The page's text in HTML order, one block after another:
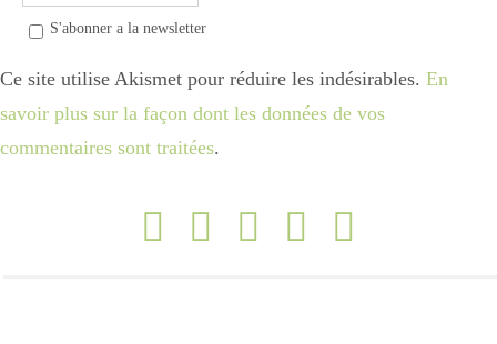
S'abonner a la newsletter
Ce site utilise Akismet pour réduire les indésirables. En
savoir plus sur la façon dont les données de vos
commentaires sont traitées.